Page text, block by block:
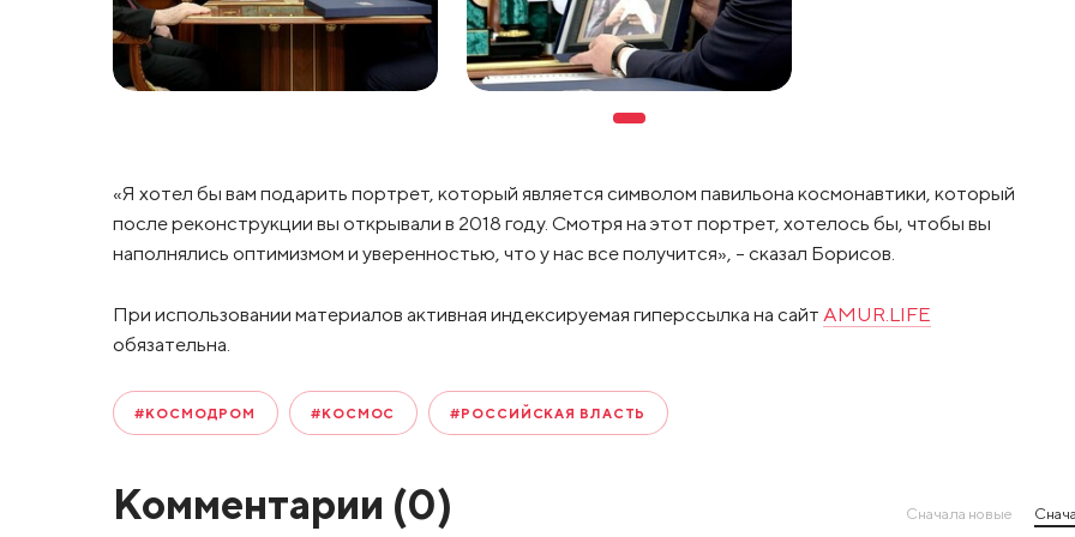
«Я хотел бы вам подарить портрет, который является символом павильона космонавтики, который
после реконструкции вы открывали в 2018 году. Смотря на этот портрет, хотелось бы, чтобы вы
наполнялись оптимизмом и уверенностью, что у нас все получится», – сказал Борисов.
При использовании материалов активная индексируемая гиперссылка на сайт AMUR.LIFE
обязательна.
#КОСМОДРОМ #КОСМОС #РОССИЙСКАЯ ВЛАСТЬ
Комментарии (0) Сначала новые